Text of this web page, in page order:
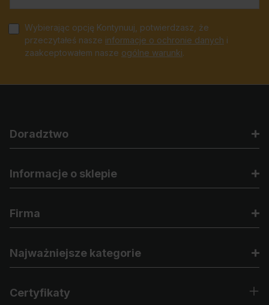
Wybierając opcję Kontynuuj, potwierdzasz, że
przeczytałeś nasze informacje o ochronie danych i
zaakceptowałem nasze ogólne warunki.
Doradztwo
Informacje o sklepie
Firma
Najważniejsze kategorie
Certyfikaty